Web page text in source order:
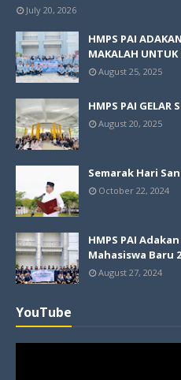
July 20, 2026
HMPS PAI
MAKALAH
August 25, 2025
HMPS PAI GELAR
August 20, 2025
Semarak Hari
October 22, 2024
HMPS PAI
Mahasiswa Baru
August 27, 2024
YouTube